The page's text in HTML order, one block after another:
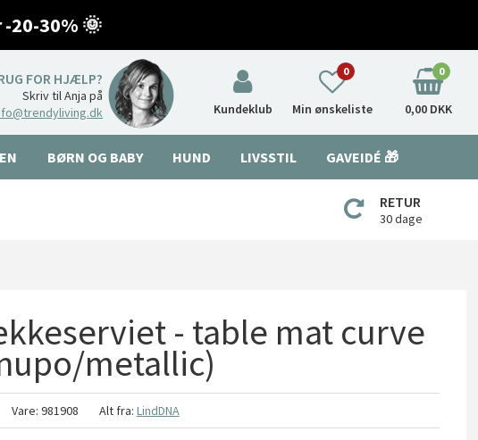
20-30% 🌞
FOR HJÆLP?
Skriv til Anja på
Kundeklub Min ønskeliste
0 0
0,00 DKK
BØRN OG BABY HUND LIVSSTIL GAVEIDÉ 🎁
RETUR
30 dage
- table mat curve
metallic)
Vare: 981908 Alt fra: LindDNA